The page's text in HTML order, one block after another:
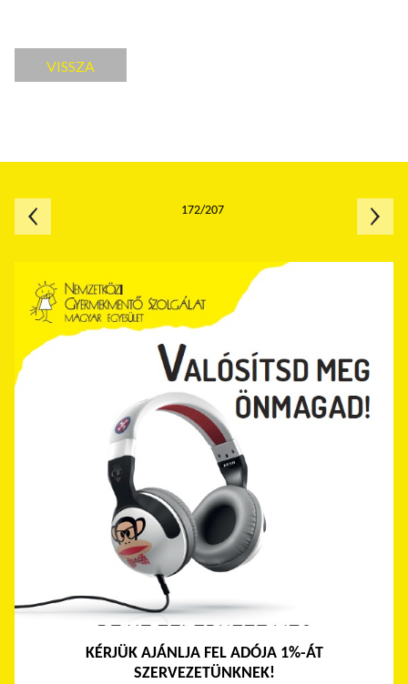
VISSZA
KÉRJÜK AJÁNLJA FEL ADÓJA 1%-ÁT
SZERVEZETÜNKNEK!
172/207